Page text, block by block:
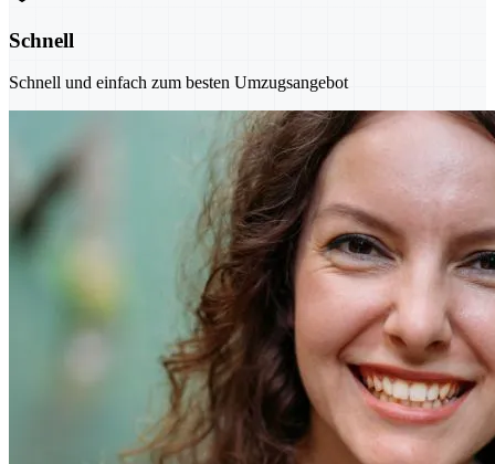
Schnell
Schnell und einfach zum besten Umzugsangebot